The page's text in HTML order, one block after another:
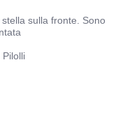
sulla fronte. Sono